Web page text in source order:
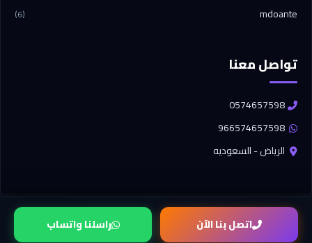
اتصل بنا الآن راسلنا واتساب
mdoante
(6)
تواصل معنا
0574657598
966574657598
الرياض - السعوديه
تصميم وتطوير شركة برو كود (Pro Code)